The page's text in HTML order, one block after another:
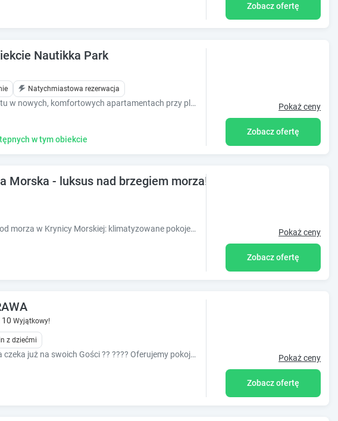
Zobacz ofertę
Nautikka Park
Natychmiastowa rezerwacja
Zapraszamy do pobytu w nowych, komfortowych apartamentach przy plaży ? tylko 3 minuty pieszo do morza.
w tym obiekcie
Pokaż ceny
Zobacz ofertę
Morska - luksus nad brzegiem morza!
Oaza spokoju 100 m od morza w Krynicy Morskiej: klimatyzowane pokoje, klimatyczna restauracja, bar, sauny, sala zabaw dla dzieci i prywatny parking. Pokaż ceny
Zobacz ofertę
10 Wyjątkowy!
z dziećmi
????? Krynica Morska czeka już na swoich Gości ?? ???? Oferujemy pokoje 4 osobowe z tarasem lub balkonem ?? 500 metrów od plaży i Centrum Pokaż ceny
Zobacz ofertę